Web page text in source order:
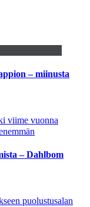
– miinusta
viime vuonna
– Dahlbom
puolustusalan